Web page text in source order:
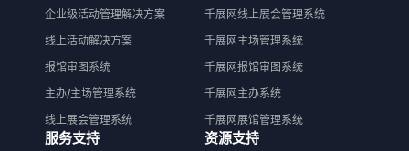
企业级活动管理解决方案
线上活动解决方案
报馆审图系统
主办/主场管理系统
线上展会管理系统
千展网线上展会管理系统
千展网主场管理系统
千展网报馆审图系统
千展网主办系统
千展网展馆管理系统
服务支持 资源支持